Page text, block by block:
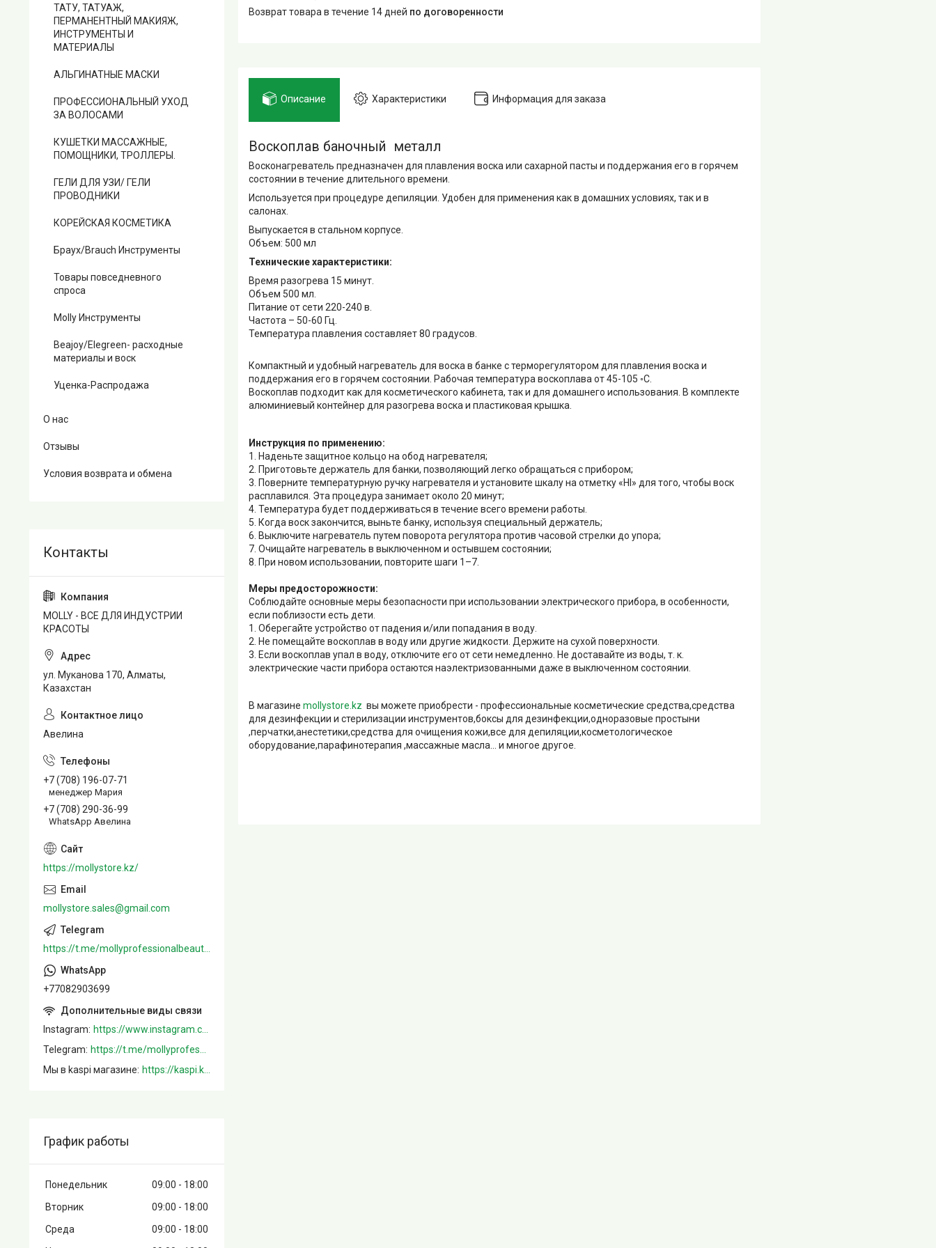
возврат товара в течение 14 дней по договоренности
Описание Характеристики Информация для заказа
Воскоплав баночный металл
Восконагреватель предназначен для плавления воска или сахарной пасты и поддержания его в горячем
состоянии в течение длительного времени.
Используется при процедуре депиляции. Удобен для применения как в домашних условиях, так и в
салонах.
Выпускается в стальном корпусе.
Объем: 500 мл
Технические характеристики:
Время разогрева 15 минут.
Объем 500 мл.
Питание от сети 220-240 в.
Частота – 50-60 Гц.
Температура плавления составляет 80 градусов.
Компактный и удобный нагреватель для воска в банке с терморегулятором для плавления воска и
поддержания его в горячем состоянии. Рабочая температура воскоплава от 45-105 ◦С.
Воскоплав подходит как для косметического кабинета, так и для домашнего использования. В комплекте
алюминиевый контейнер для разогрева воска и пластиковая крышка.
Инструкция по применению:
1. Наденьте защитное кольцо на обод нагревателя;
2. Приготовьте держатель для банки, позволяющий легко обращаться с прибором;
3. Поверните температурную ручку нагревателя и установите шкалу на отметку «HI» для того, чтобы воск
расплавился. Эта процедура занимает около 20 минут;
4. Температура будет поддерживаться в течение всего времени работы.
5. Когда воск закончится, выньте банку, используя специальный держатель;
6. Выключите нагреватель путем поворота регулятора против часовой стрелки до упора;
7. Очищайте нагреватель в выключенном и остывшем состоянии;
8. При новом использовании, повторите шаги 1–7.
Меры предосторожности:
Соблюдайте основные меры безопасности при использовании электрического прибора, в особенности,
если поблизости есть дети.
1. Оберегайте устройство от падения и/или попадания в воду.
2. Не помещайте воскоплав в воду или другие жидкости. Держите на сухой поверхности.
3. Если воскоплав упал в воду, отключите его от сети немедленно. Не доставайте из воды, т. к.
электрические части прибора остаются наэлектризованными даже в выключенном состоянии.
В магазине mollystore.kz вы можете приобрести - профессиональные косметические средства,средства
для дезинфекции и стерилизации инструментов,боксы для дезинфекции,одноразовые простыни
,перчатки,анестетики,средства для очищения кожи,все для депиляции,косметологическое
оборудование,парафинотерапия ,массажные масла... и многое другое.
ТАТУ, ТАТУАЖ,
ПЕРМАНЕНТНЫЙ МАКИЯЖ,
ИНСТРУМЕНТЫ И
МАТЕРИАЛЫ
АЛЬГИНАТНЫЕ МАСКИ
ПРОФЕССИОНАЛЬНЫЙ УХОД
ЗА ВОЛОСАМИ
КУШЕТКИ МАССАЖНЫЕ,
ПОМОЩНИКИ, ТРОЛЛЕРЫ.
ГЕЛИ ДЛЯ УЗИ/ ГЕЛИ
ПРОВОДНИКИ
КОРЕЙСКАЯ КОСМЕТИКА
Браух/Brauch Инструменты
Товары повседневного
спроса
Molly Инструменты
Beajoy/Elegreen- расходные
материалы и воск
Уценка-Распродажа
О нас
Отзывы
Условия возврата и обмена
MOLLY - ВСЕ ДЛЯ ИНДУСТРИИ
КРАСОТЫ
ул. Муканова 170, Алматы,
Казахстан
Авелина
+7 (708) 196-07-71
менеджер Мария
+7 (708) 290-36-99
WhatsApp Авелина
https://mollystore.kz/
mollystore.sales@gmail.com
+77082903699
Instagram
Telegram
Мы в kaspi магазине
График работы
Понедельник 09:00
18:00
Вторник
09:00
18:00
Среда
09:00
18:00